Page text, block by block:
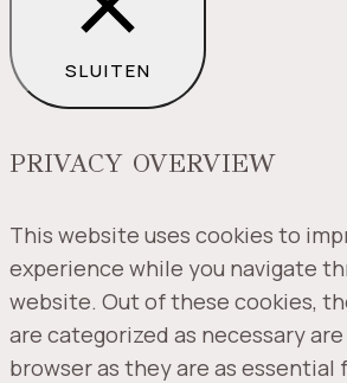
SLUITEN
PRIVACY OVERVIEW
This website uses cookies to
experience while you navigate
website. Out of these cookies,
are categorized as necessary
browser as they are as